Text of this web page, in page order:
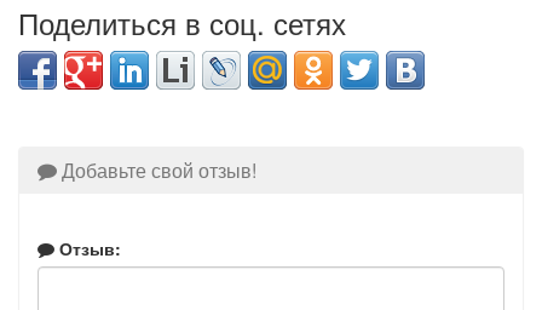
Поделиться в соц. сетях
Добавьте свой отзыв!
Отзыв: